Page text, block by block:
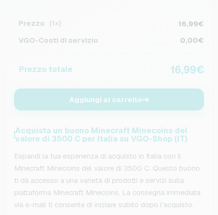
Prezzo (1×)
16,99€
VGO-Costi di servizio
0,00€
Prezzo totale 16,99€
Aggiungi al carrello
Acquista un buono Minecraft Minecoins del
valore di 3500 C per Italia su VGO-Shop (IT)
Espandi la tua esperienza di acquisto in Italia con il
Minecraft Minecoins del valore di 3500 C. Questo buono
ti dà accesso a una varietà di prodotti e servizi sulla
piattaforma Minecraft Minecoins. La consegna immediata
via e-mail ti consente di iniziare subito dopo l'acquisto.